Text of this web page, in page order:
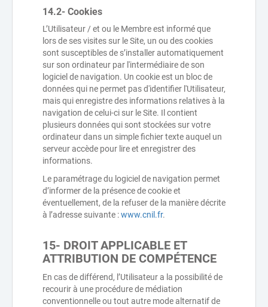
14.2- Cookies
L’Utilisateur / et ou le Membre est informé que
lors de ses visites sur le Site, un ou des cookies
sont susceptibles de s’installer automatiquement
sur son ordinateur par l'intermédiaire de son
logiciel de navigation. Un cookie est un bloc de
données qui ne permet pas d'identifier l'Utilisateur,
mais qui enregistre des informations relatives à la
navigation de celui-ci sur le Site. Il contient
plusieurs données qui sont stockées sur votre
ordinateur dans un simple fichier texte auquel un
serveur accède pour lire et enregistrer des
informations.
Le paramétrage du logiciel de navigation permet
d’informer de la présence de cookie et
éventuellement, de la refuser de la manière décrite
à l’adresse suivante :www.cnil.fr.
15- DROIT APPLICABLE ET
ATTRIBUTION DE COMPÉTENCE
En cas de différend, l’Utilisateur a la possibilité de
recourir à une procédure de médiation
conventionnelle ou tout autre mode alternatif de